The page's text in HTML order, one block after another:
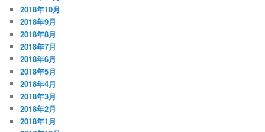
2018年10月
2018年9月
2018年8月
2018年7月
2018年6月
2018年5月
2018年4月
2018年3月
2018年2月
2018年1月